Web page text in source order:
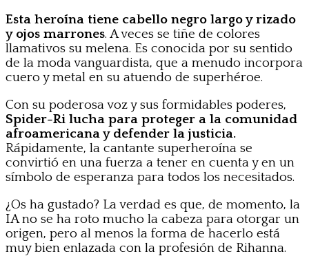
Esta heroína tiene cabello negro largo y rizado
y ojos marrones. A veces se tiñe de colores
llamativos su melena. Es conocida por su sentido
de la moda vanguardista, que a menudo incorpora
cuero y metal en su atuendo de superhéroe.
Con su poderosa voz y sus formidables poderes,
Spider-Ri lucha para proteger a la comunidad
afroamericana y defender la justicia.
Rápidamente, la cantante superheroína se
convirtió en una fuerza a tener en cuenta y en un
símbolo de esperanza para todos los necesitados.
¿Os ha gustado? La verdad es que, de momento, la
IA no se ha roto mucho la cabeza para otorgar un
origen, pero al menos la forma de hacerlo está
muy bien enlazada con la profesión de Rihanna.